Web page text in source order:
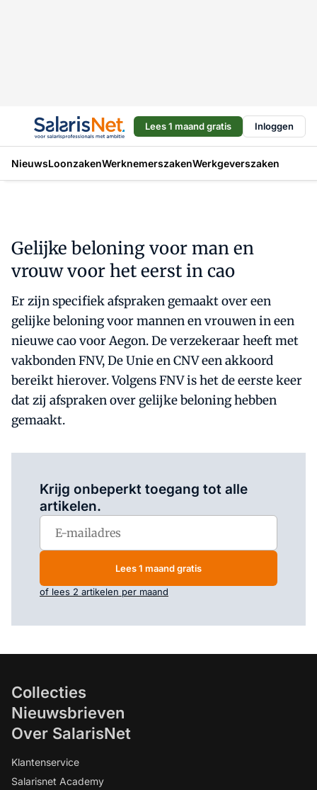
Lees 1 maand gratis Inloggen
NieuwsLoonzakenWerknemerszakenWerkgeverszaken
Gelijke beloning voor man en
vrouw voor het eerst in cao
Er zijn specifiek afspraken gemaakt over een
gelijke beloning voor mannen en vrouwen in een
nieuwe cao voor Aegon. De verzekeraar heeft met
vakbonden FNV, De Unie en CNV een akkoord
bereikt hierover. Volgens FNV is het de eerste keer
dat zij afspraken over gelijke beloning hebben
gemaakt.
Krijg onbeperkt toegang tot alle
artikelen.
Lees 1 maand gratis
of lees 2 artikelen per maand
Collecties
Nieuwsbrieven
Over SalarisNet
Klantenservice
Salarisnet Academy